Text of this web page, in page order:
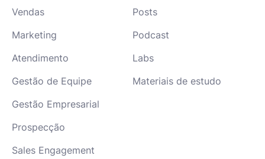
Vendas
Marketing
Atendimento
Gestão de Equipe
Gestão Empresarial
Prospecção
Sales Engagement
Posts
Podcast
Labs
Materiais de estudo